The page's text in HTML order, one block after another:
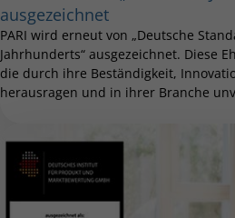
ausgezeichnet
PARI wird erneut von „Deutsche
Jahrhunderts“ ausgezeichnet. Diese
die durch ihre Beständigkeit,
herausragen und in ihrer Branche